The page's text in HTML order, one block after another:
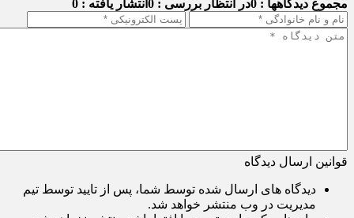
مجموع دیدگاهها : 0 در انتظار بررسی : 0 انتشار یافته : 0
قوانین ارسال دیدگاه
دیدگاه های ارسال شده توسط شما، پس از تایید توسط تیم
مدیریت در وب منتشر خواهد شد.